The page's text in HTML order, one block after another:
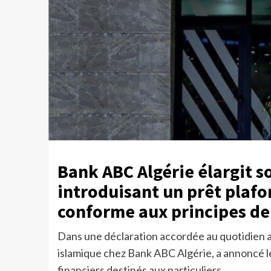
Bank ABC Algérie élargit
introduisant un prêt
conforme aux principes
Dans une déclaration accordée au quotidien
islamique chez Bank ABC Algérie, a